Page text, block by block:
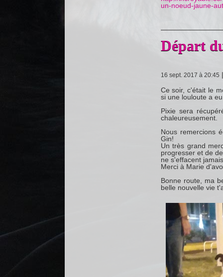
un-noeud-jaune-
Départ
16 sept. 2017 à 20:45
Ce soir, c'était le
si une louloute a
Pixie sera
chaleureusement.
Nous remercions
Gin!
Un très grand
progresser et de
ne s'effacent
Merci à Marie
Bonne route, ma
belle nouvelle vie